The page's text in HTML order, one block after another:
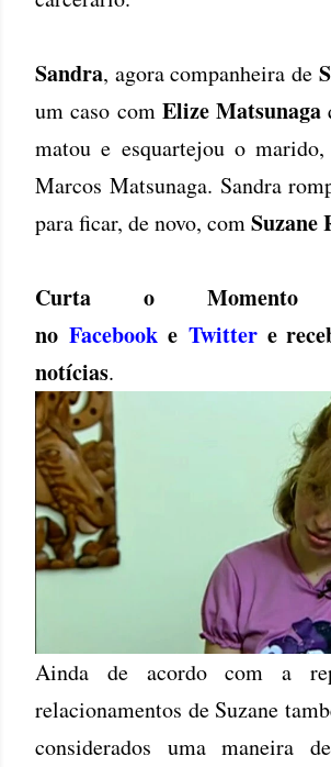
Sandra, agora companheira de
um caso com Elize Matsunaga
matou e esquartejou o
Marcos Matsunaga. Sandra
para ficar, de novo, comSuzane
Curta o Momento
no Facebooke Twittere
notícias.
Ainda de acordo com a
relacionamentos de Suzane
considerados uma maneira